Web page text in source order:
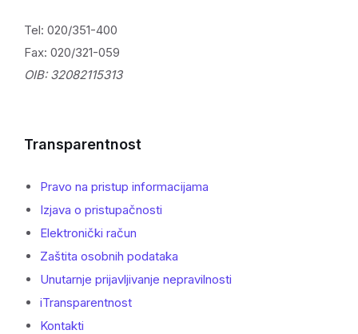
Tel: 020/351-400
Fax: 020/321-059
OIB: 32082115313
Transparentnost
Pravo na pristup informacijama
Izjava o pristupačnosti
Elektronički račun
Zaštita osobnih podataka
Unutarnje prijavljivanje nepravilnosti
iTransparentnost
Kontakti